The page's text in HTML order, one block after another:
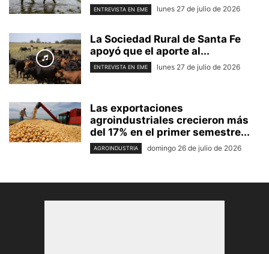
ENTREVISTA EN EME lunes 27 de julio de 2026
La Sociedad Rural de Santa Fe
apoyó que el aporte al...
ENTREVISTA EN EME lunes 27 de julio de 2026
Las exportaciones
agroindustriales crecieron más
del 17% en el primer semestre...
AGROINDUSTRIA domingo 26 de julio de 2026